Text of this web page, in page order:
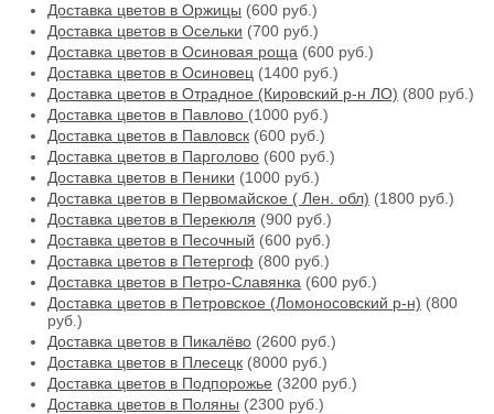
Доставка цветов в Оржицы (600 руб.)
Доставка цветов в Осельки (700 руб.)
Доставка цветов в Осиновая роща (600 руб.)
Доставка цветов в Осиновец (1400 руб.)
Доставка цветов в Отрадное (Кировский р-н ЛО) (800 руб.)
Доставка цветов в Павлово (1000 руб.)
Доставка цветов в Павловск (600 руб.)
Доставка цветов в Парголово (600 руб.)
Доставка цветов в Пеники (1000 руб.)
Доставка цветов в Первомайское ( Лен. обл) (1800 руб.)
Доставка цветов в Перекюля (900 руб.)
Доставка цветов в Песочный (600 руб.)
Доставка цветов в Петергоф (800 руб.)
Доставка цветов в Петро-Славянка (600 руб.)
Доставка цветов в Петровское (Ломоносовский р-н) (800
руб.)
Доставка цветов в Пикалёво (2600 руб.)
Доставка цветов в Плесецк (8000 руб.)
Доставка цветов в Подпорожье (3200 руб.)
Доставка цветов в Поляны (2300 руб.)